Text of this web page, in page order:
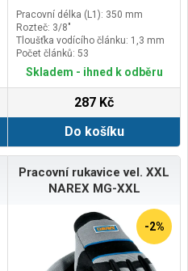
Pracovní délka (L1): 350 mm
Rozteč: 3/8"
Tloušťka vodícího článku: 1,3 mm
Počet článků: 53
Skladem - ihned k odběru
287 Kč
Do košíku
Pracovní rukavice vel. XXL
NAREX MG-XXL
-2%